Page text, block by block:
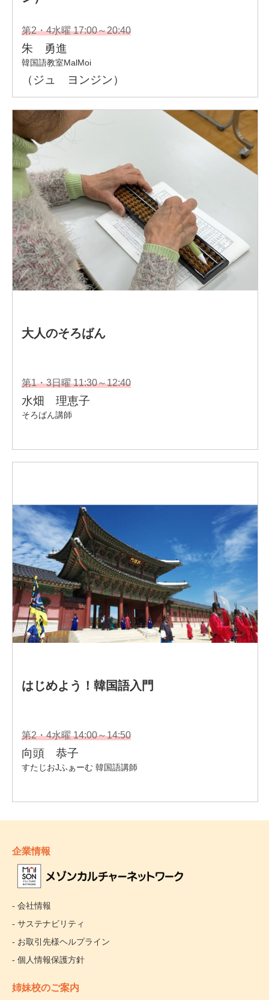
企業情報
- 会社情報
- サステナビリティ
- お取引先様ヘルプライン
- 個人情報保護方針
姉妹校のご案内